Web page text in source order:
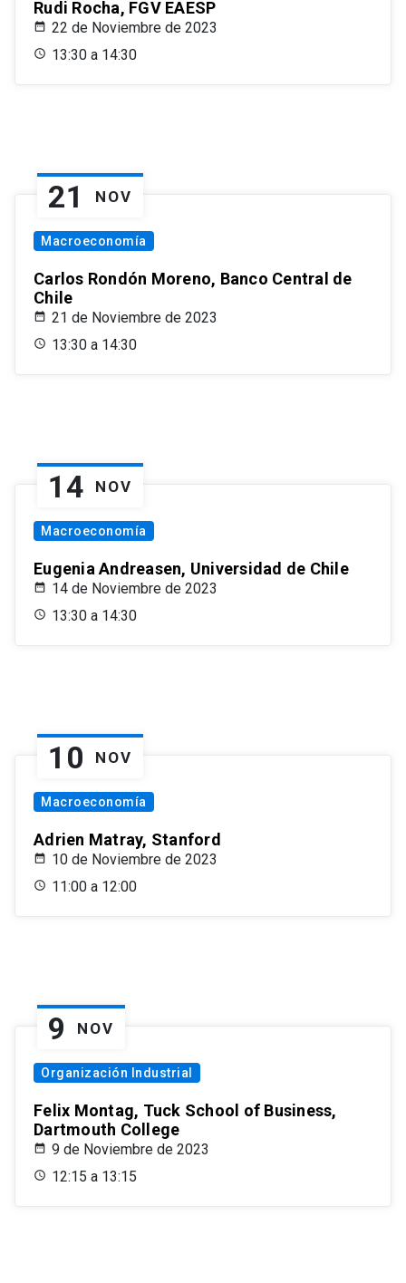
Rudi Rocha, FGV EAESP
22 de Noviembre de 2023
13:30 a 14:30
21 NOV
Macroeconomía
Carlos Rondón Moreno, Banco Central de
Chile
21 de Noviembre de 2023
13:30 a 14:30
14 NOV
Macroeconomía
Eugenia Andreasen, Universidad de Chile
14 de Noviembre de 2023
13:30 a 14:30
10 NOV
Macroeconomía
Adrien Matray, Stanford
10 de Noviembre de 2023
11:00 a 12:00
9 NOV
Organización Industrial
Felix Montag, Tuck School of Business,
Dartmouth College
9 de Noviembre de 2023
12:15 a 13:15